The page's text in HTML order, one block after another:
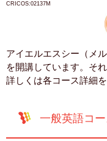
CRICOS:02137M
アイエルエスシー（メ
を開講しています。そ
詳しくは各コース詳細を
一般英語コー